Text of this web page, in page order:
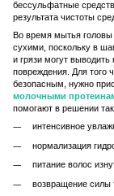
бессульфатные
результата чистоты
Во время мытья
сухими, поскольку в
и грязи могут выводить
повреждения. Для того
безопасным, нужно
молочными
помогают в решении
интенсивное
нормализация
питание волос
возвращение силы